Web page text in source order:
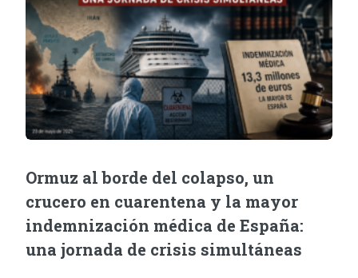
Ormuz al borde del colapso, un
crucero en cuarentena y la mayor
indemnización médica de España:
una jornada de crisis simultáneas